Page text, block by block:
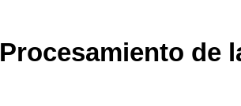
Procesamiento de